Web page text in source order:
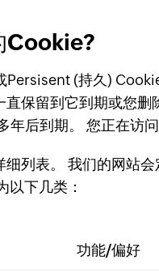
Cookie?
(持久)
保留到它到期或您
后到期。 您正在访
列表。 我们的网站
以下几类：
功能/偏好